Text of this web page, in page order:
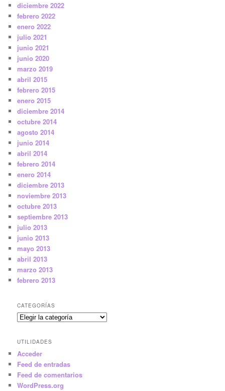
diciembre 2022
febrero 2022
enero 2022
julio 2021
junio 2021
junio 2020
marzo 2019
abril 2015
febrero 2015
enero 2015
diciembre 2014
octubre 2014
agosto 2014
junio 2014
abril 2014
febrero 2014
enero 2014
diciembre 2013
noviembre 2013
octubre 2013
septiembre 2013
julio 2013
junio 2013
mayo 2013
abril 2013
marzo 2013
febrero 2013
CATEGORÍAS
Categorías
UTILIDADES
Acceder
Feed de entradas
Feed de comentarios
WordPress.org